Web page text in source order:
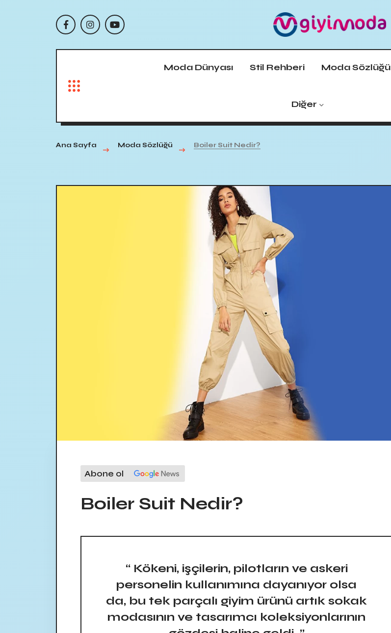
Moda Dünyası Stil Rehberi Moda Sözlüğü
Diğer
Ana Sayfa Moda Sözlüğü Boiler Suit Nedir?
Abone ol
Boiler Suit Nedir?
“ Kökeni, işçilerin, pilotların ve askeri
personelin kullanımına dayanıyor olsa
da, bu tek parçalı giyim ürünü artık sokak
modasının ve tasarımcı koleksiyonlarının